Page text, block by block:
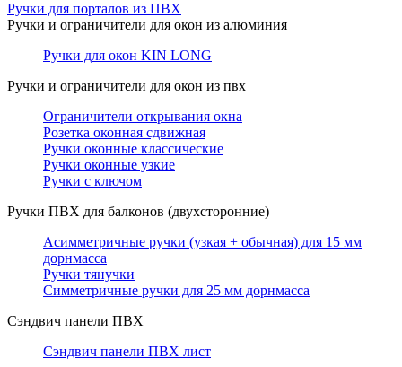
Ручки для порталов из ПВХ
Ручки и ограничители для окон из алюминия
Ручки для окон KIN LONG
Ручки и ограничители для окон из пвх
Ограничители открывания окна
Розетка оконная сдвижная
Ручки оконные классические
Ручки оконные узкие
Ручки с ключом
Ручки ПВХ для балконов (двухсторонние)
Асимметричные ручки (узкая + обычная) для 15 мм
дорнмасса
Ручки тянучки
Симметричные ручки для 25 мм дорнмасса
Сэндвич панели ПВХ
Сэндвич панели ПВХ лист